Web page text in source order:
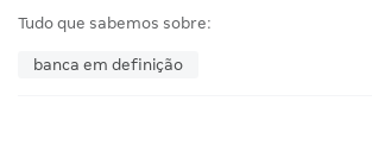
Tudo que sabemos sobre:
banca em definição